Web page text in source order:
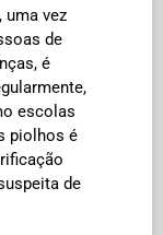
uma vez
de
é
escolas
piolhos é
de